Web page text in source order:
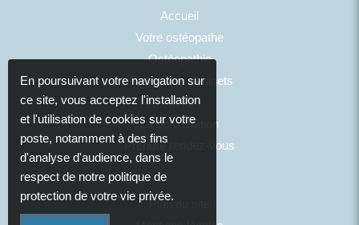
Accueil
Votre ostéopathe
Ostéopathie
Photos des cabinets
Tarifs
La consultation
Prendre rendez-vous
Plan du site
En poursuivant votre navigation sur
ce site, vous acceptez l'installation
et l'utilisation de cookies sur votre
poste, notamment à des fins
d'analyse d'audience, dans le
respect de notre politique de
protection de votre vie privée.